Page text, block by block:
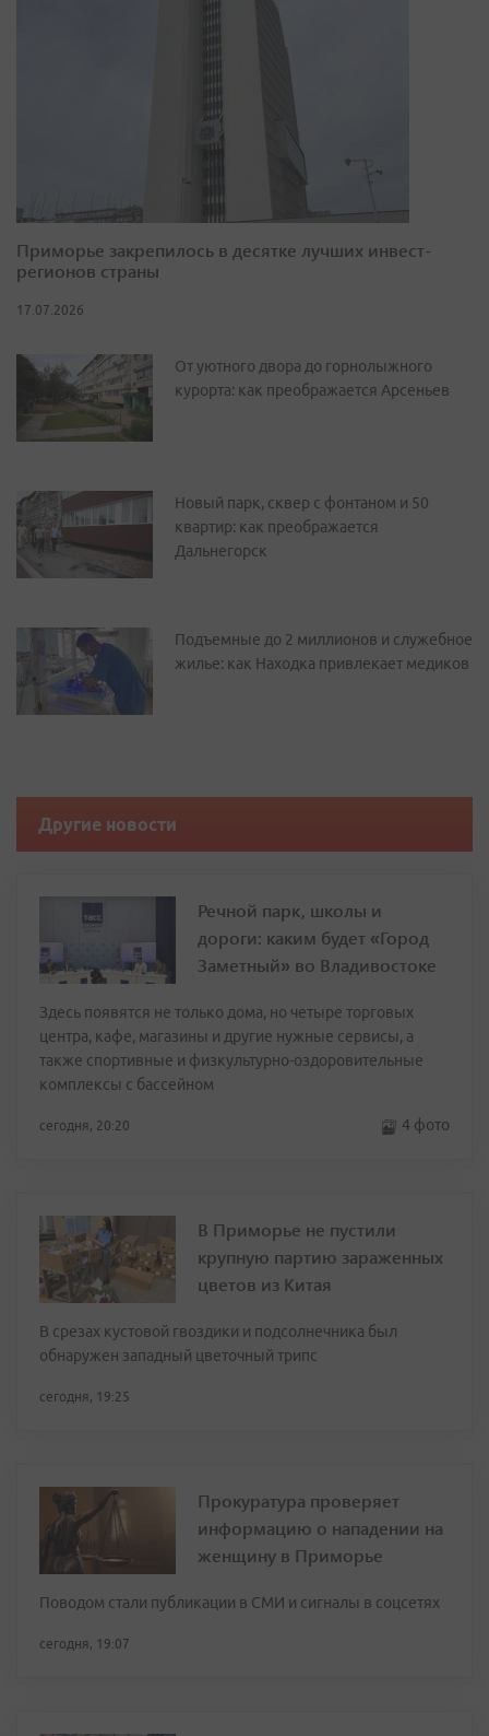
Приморье закрепилось в десятке лучших инвест-
регионов страны
17.07.2026
От уютного двора до горнолыжного
курорта: как преображается Арсеньев
Новый парк, сквер с фонтаном и 50
квартир: как преображается
Дальнегорск
Подъемные до 2 миллионов и служебное
жилье: как Находка привлекает медиков
Другие новости
Речной парк, школы и
дороги: каким будет «Город
Заметный» во Владивостоке
Здесь появятся не только дома, но четыре торговых
центра, кафе, магазины и другие нужные сервисы, а
также спортивные и физкультурно-оздоровительные
комплексы с бассейном
сегодня, 20:20 4 фото
В Приморье не пустили
крупную партию зараженных
цветов из Китая
В срезах кустовой гвоздики и подсолнечника был
обнаружен западный цветочный трипс
сегодня, 19:25
Прокуратура проверяет
информацию о нападении на
женщину в Приморье
Поводом стали публикации в СМИ и сигналы в соцсетях
сегодня, 19:07